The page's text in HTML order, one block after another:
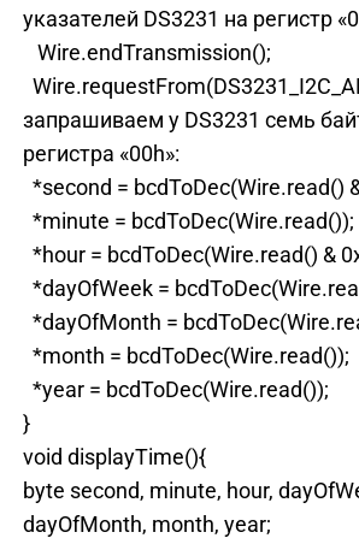
указателей DS3231 на регистр
Wire.endTransmission();
запрашиваем у DS3231 семь
регистра «00h»:
*second = bcdToDec(Wire.read()
*minute = bcdToDec(Wire.read());
*hour = bcdToDec(Wire.read() &
*dayOfWeek =
*dayOfMonth =
*month = bcdToDec(Wire.read());
*year = bcdToDec(Wire.read());
}
void displayTime(){
byte second, minute, hour,
dayOfMonth, month, year;